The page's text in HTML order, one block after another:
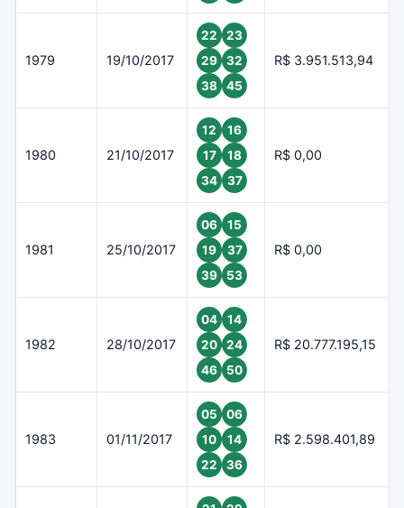
1979 19/10/2017
22
23
29
32
38
45
R$ 3.951.513,94
1980 21/10/2017
12
16
17
18
34
37
R$ 0,00
1981 25/10/2017
06
15
19
37
39
53
R$ 0,00
1982 28/10/2017
04
14
20
24
46
50
R$ 20.777.195,15
1983 01/11/2017
05
06
10
14
22
36
R$ 2.598.401,89